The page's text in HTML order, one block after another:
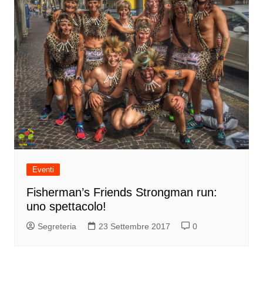
Eventi
Fisherman’s Friends Strongman run:
uno spettacolo!
Segreteria 23 Settembre 2017 0